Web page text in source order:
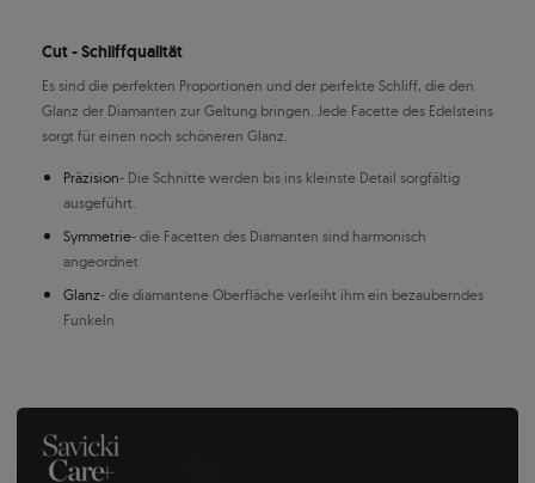
Cut - Schliffqualität
Es sind die perfekten Proportionen und der perfekte Schliff, die den
Glanz der Diamanten zur Geltung bringen. Jede Facette des Edelsteins
sorgt für einen noch schöneren Glanz.
Präzision- Die Schnitte werden bis ins kleinste Detail sorgfältig
ausgeführt.
Symmetrie- die Facetten des Diamanten sind harmonisch
angeordnet
Glanz- die diamantene Oberfläche verleiht ihm ein bezauberndes
Funkeln